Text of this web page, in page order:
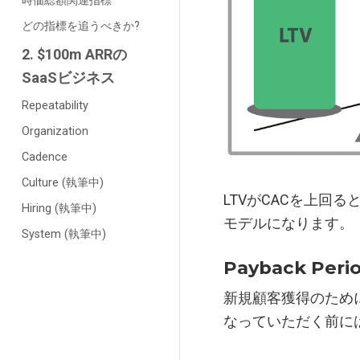
どの指標を追うべきか?
2. $100m ARRの
SaaSビジネス
Repeatability
Organization
Cadence
Culture (執筆中)
Hiring (執筆中)
System (執筆中)
LTVがCACを上回る
モデルになります。
Payback
新規顧客獲得のた
なっていただく前